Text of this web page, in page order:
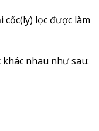
cốc(ly) lọc được làm
khác nhau như sau: